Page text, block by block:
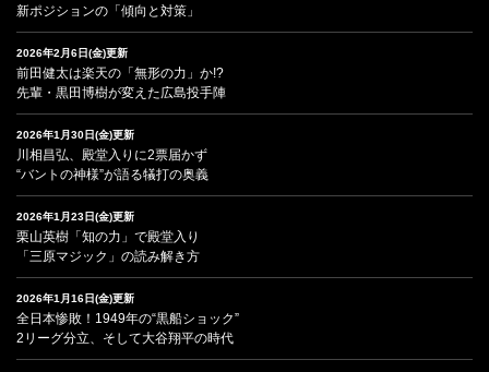
新ポジションの「傾向と対策」
2026年2月6日(金)更新
前田健太は楽天の「無形の力」か!?
先輩・黒田博樹が変えた広島投手陣
2026年1月30日(金)更新
川相昌弘、殿堂入りに2票届かず
“バントの神様”が語る犠打の奥義
2026年1月23日(金)更新
栗山英樹「知の力」で殿堂入り
「三原マジック」の読み解き方
2026年1月16日(金)更新
全日本惨敗！1949年の“黒船ショック”
2リーグ分立、そして大谷翔平の時代